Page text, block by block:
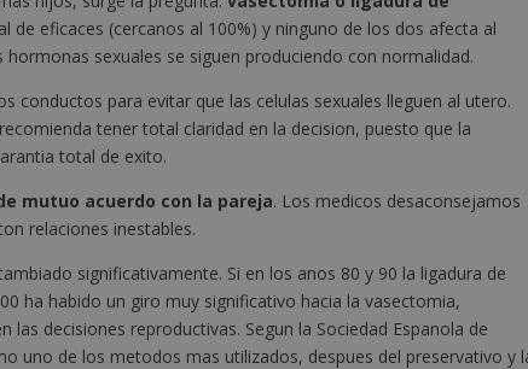
eficaces (cercanos al 100%) y ninguno de los dos afecta al
sexuales se siguen produciendo con normalidad.
conductos para evitar que las celulas sexuales lleguen al utero.
tener total claridad en la decision, puesto que la
total de exito.
mutuo acuerdo con la pareja. Los medicos desaconsejamos
relaciones inestables.
significativamente. Si en los anos 80 y 90 la ligadura de
ha habido un giro muy significativo hacia la vasectomia,
decisiones reproductivas. Segun la Sociedad Espanola de
uno de los metodos mas utilizados, despues del preservativo y